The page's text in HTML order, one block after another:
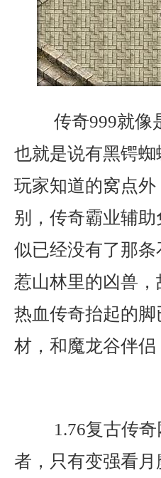
传奇999就像
也就是说有黑锷
玩家知道的窝点
别，传奇霸业辅
似已经没有了那
惹山林里的凶兽
热血传奇抬起的
材，和魔龙谷伴
1.76复古传奇
者，只有变强看